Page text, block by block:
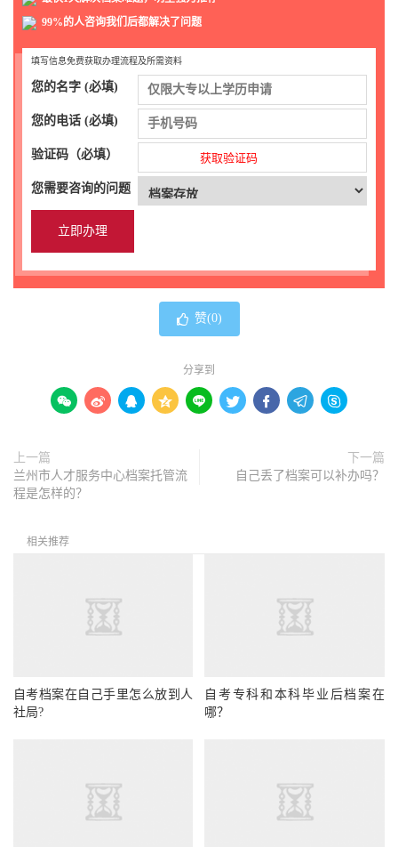
99%的人咨询我们后都解决了问题
填写信息免费获取办理流程及所需资料
您的名字 (必填)
您的电话 (必填)
验证码（必填） 获取验证码
您需要咨询的问题
赞(0)
分享到
        
上一篇
兰州市人才服务中心档案托管流
程是怎样的？
下一篇
自己丢了档案可以补办吗？
相关推荐
自考档案在自己手里怎么放到人
社局?
自考专科和本科毕业后档案在
哪？